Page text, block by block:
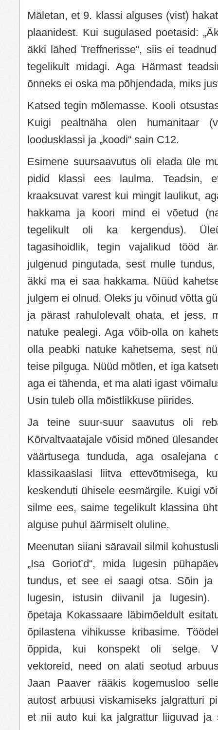
Mäletan, et 9. klassi alguses (vist)
plaanidest. Kui sugulased poetasid:
äkki lähed Treffnerisse“, siis ei
tegelikult midagi. Aga Härmast
õnneks ei oska ma põhjendada, miks
Katsed tegin mõlemasse. Kooli
Kuigi pealtnäha olen humanitaar
loodusklassi ja „koodi“ sain C12.
Esimene suursaavutus oli elada üle
pidid klassi ees laulma. Teadsin,
kraaksuvat varest kui mingit laulikut,
hakkama ja koori mind ei võetud
tegelikult oli ka kergendus).
tagasihoidlik, tegin vajalikud tööd
julgenud pingutada, sest mulle
äkki ma ei saa hakkama. Nüüd
julgem ei olnud. Oleks ju võinud võtta
ja pärast rahulolevalt ohata, et jess,
natuke pealegi. Aga võib-olla on
olla peabki natuke kahetsema, sest
teise pilguga. Nüüd mõtlen, et iga
aga ei tähenda, et ma alati igast
Usin tuleb olla mõistlikkuse piirides.
Ja teine suur-suur saavutus oli
Kõrvaltvaatajale võisid mõned
väärtusega tunduda, aga osalejana
klassikaaslasi liitva ettevõtmisega,
keskenduti ühisele eesmärgile. Kuigi
silme ees, saime tegelikult klassina
alguse puhul äärmiselt oluline.
Meenutan siiani säravail silmil
„Isa Goriot’d“, mida lugesin
tundus, et see ei saagi otsa. Sõin ja
lugesin, istusin diivanil ja lugesin).
õpetaja Kokassaare läbimõeldult
õpilastena vihikusse kribasime.
õppida, kui konspekt oli selge.
vektoreid, need on alati seotud
Jaan Paaver rääkis kogemusloo
autost arbuusi viskamiseks jalgratturi
et nii auto kui ka jalgrattur liiguvad ja